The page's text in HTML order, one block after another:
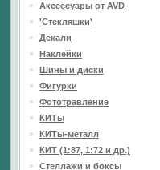
Аксессуары от AVD
'Стекляшки'
Декали
Наклейки
Шины и диски
Фигурки
Фототравление
КИТы
КИТы-металл
КИТ (1:87, 1:72 и др.)
Стеллажи и боксы